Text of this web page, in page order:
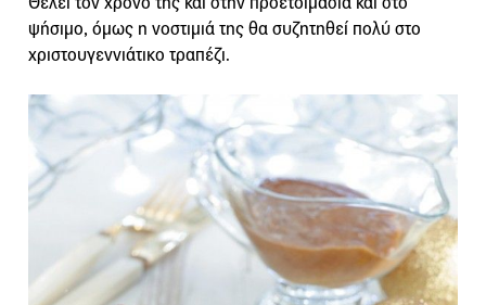
ψήσιμο, όμως η νοστιμιά της θα συζητηθεί πολύ στο
χριστουγεννιάτικο τραπέζι.